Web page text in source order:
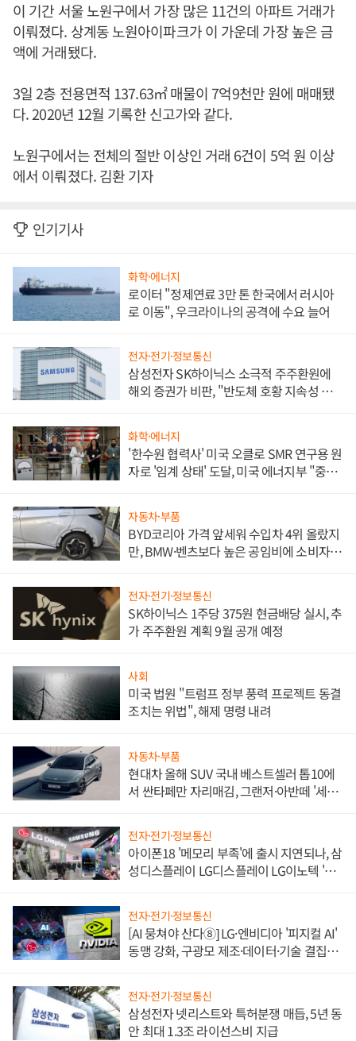
이 기간 서울 노원구에서 가장 많은 11건의 아파트 거래가
이뤄졌다. 상계동 노원아이파크가 이 가운데 가장 높은 금
액에 거래됐다.
3일 2층 전용면적 137.63㎡ 매물이 7억9천만 원에 매매됐
다. 2020년 12월 기록한 신고가와 같다.
노원구에서는 전체의 절반 이상인 거래 6건이 5억 원 이상
에서 이뤄졌다. 김환 기자
인기기사
화학·에너지
로이터 "정제연료 3만 톤 한국에서 러시아
로 이동", 우크라이나의 공격에 수요 늘어
전자·전기·정보통신
삼성전자 SK하이닉스 소극적 주주환원에
해외 증권가 비판, "반도체 호황 지속성 의
화학·에너지
'한수원 협력사' 미국 오클로 SMR 연구용 원
자로 '임계 상태' 도달, 미국 에너지부 "중요
자동차·부품
BYD코리아 가격 앞세워 수입차 4위 올랐지
만, BMW·벤츠보다 높은 공임비에 소비자
전자·전기·정보통신
SK하이닉스 1주당 375원 현금배당 실시, 추
가 주주환원 계획 9월 공개 예정
사회
미국 법원 "트럼프 정부 풍력 프로젝트 동결
조치는 위법", 해제 명령 내려
자동차·부품
현대차 올해 SUV 국내 베스트셀러 톱10에
서 싼타페만 자리매김, 그랜저·아반떼 '세단
전자·전기·정보통신
아이폰18 '메모리 부족'에 출시 지연되나, 삼
성디스플레이 LG디스플레이 LG이노텍 '탈
전자·전기·정보통신
[AI 뭉쳐야 산다⑧] LG·엔비디아 '피지컬 AI'
동맹 강화, 구광모 제조·데이터·기술 결집
전자·전기·정보통신
삼성전자 넷리스트와 특허분쟁 매듭, 5년 동
안 최대 1.3조 라이선스비 지급